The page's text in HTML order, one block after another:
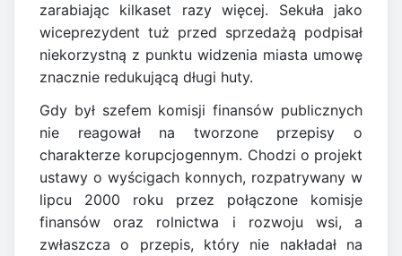
zarabiając kilkaset razy więcej. Sekuła jako
wiceprezydent tuż przed sprzedażą podpisał
niekorzystną z punktu widzenia miasta umowę
znacznie redukującą długi huty.
Gdy był szefem komisji finansów publicznych
nie reagował na tworzone przepisy o
charakterze korupcjogennym. Chodzi o projekt
ustawy o wyścigach konnych, rozpatrywany w
lipcu 2000 roku przez połączone komisje
finansów oraz rolnictwa i rozwoju wsi, a
zwłaszcza o przepis, który nie nakładał na